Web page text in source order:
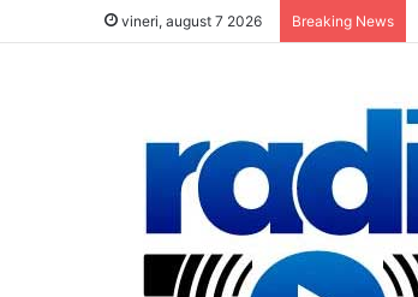
vineri, august 7 2026 Breaking News